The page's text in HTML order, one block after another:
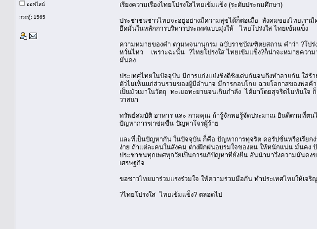
ออฟไลน์
กระทู้: 1565
เรียงความเรื่องไทยโปร่งใสไทยเข้มแข็ง (ระดับประถมศึกษา)
ประชาชนชาวไทยจะอยู่อย่างมีความสุขได้ก็ต่อเมื่อ สังคมของไทยเรา
ยึดมั่นในหลักการบริหารประเทศแบบมุ่งให้ ไทยโปร่งใส ไทยเข้มแข็ง
ความหมายของคำ ตามพจนานุกรม ฉบับราชบัณฑิตยสถาน คำว่า ?โปร่
หวั่นไหว เพราะฉะนั้น ?ไทยโปร่งใส ไทยเข้มแข็ง?ก็น่าจะหมายความ
มั่นคง
ประเทศไทยในปัจจุบัน มีการแก่งแย่งชิงดีชิงเด่นกันจนถึงทำลายกัน ใส่
ตัวไม่เห็นแก่ส่วนรวมของผู้มีอำนาจ มีการกอบโกย ฉวยโอกาสของพ่อ
เป็นมัวเมาในวัตถุ ทะเยอทะยานจนเกินกำลัง ได้มาโดยสุจริตไม่ทันใจ
วาสนา
ทรัพย์สมบัติ อาหาร และ กามคุณ ถ้ารู้จักพอรู้จัดประมาณ ยินดีตามที่ตน
ปัญหาการฆ่าข่มขื่น ปัญหาโจรผู้ร้าย
และที่เป็นปัญหากัน ในปัจจุบัน ก็คือ ปัญหาการทุจริต คอรัปชั่นหรือเรียก
ง่าย ถ้าแต่ละคนในสังคม ต่างฝึกฝนอบรมใจของตน ให้หนักแน่น มั่นคง
ประชาชนทุกเพศทุกวัยเป็นการแก้ปัญหาที่ยั่งยืน อันนำมาวึ่งความมั่นคง
เศรษฐกิจ
ขอชาวไทยมาร่วมแรงร่วมใจ ให้ความร่วมมือกัน ทำประเทศไทยให้เจริ
?ไทยโปร่งใส ไทยเข้มแข็ง? ตลอดไป